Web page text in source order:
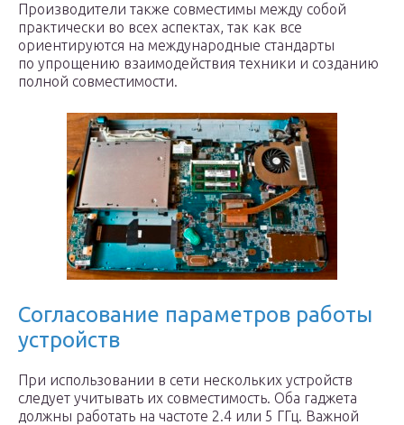
Производители также совместимы между собой
практически во всех аспектах, так как все
ориентируются на международные стандарты
по упрощению взаимодействия техники и созданию
полной совместимости.
Согласование параметров работы
устройств
При использовании в сети нескольких устройств
следует учитывать их совместимость. Оба гаджета
должны работать на частоте 2.4 или 5 ГГц. Важной